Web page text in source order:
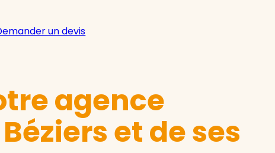
un devis
agence
Béziers et de ses